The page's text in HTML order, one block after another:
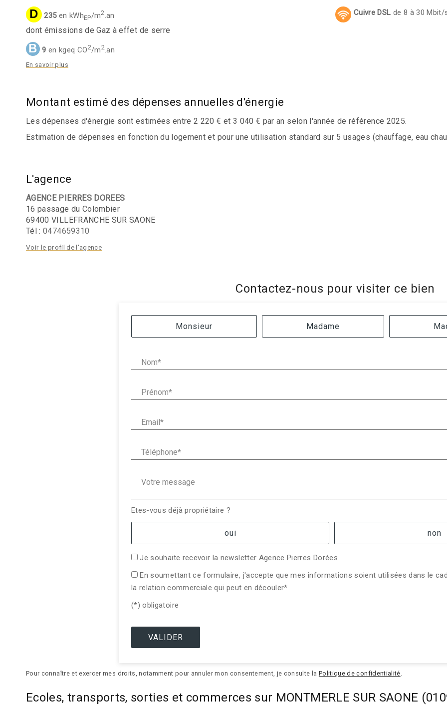
D 235en kWhEP/m2.an
dont émissions de Gaz à effet de serre
B 9 en kgeq CO2/m2.an
En savoir plus
Cuivre DSL de 8 à 30 Mbit/
Montant estimé des dépenses annuelles d'énergie
Les dépenses d'énergie sont estimées entre 2 220 € et 3 040 € par an selon l'année de référence 2025.
Estimation de dépenses en fonction du logement et pour une utilisation standard sur 5 usages (chauffage, eau
L'agence
AGENCE PIERRES DOREES
16 passage du Colombier
69400 VILLEFRANCHE SUR SAONE
Tél :0474659310
Voir le profil de l'agence
Contactez-nous pour visiter ce bien
Monsieur Madame
Etes-vous déjà propriétaire ?
oui non
Je souhaite recevoir la newsletter Agence Pierres Dorées
En soumettant ce formulaire, j'accepte que mes informations soient utilisées dans le
la relation commerciale qui peut en découler*
(*) obligatoire
Pour connaître et exercer mes droits, notamment pour annuler mon consentement, je consulte la Politique de confidentialité.
Ecoles, transports, sorties et commerces sur MONTMERLE SUR SAONE